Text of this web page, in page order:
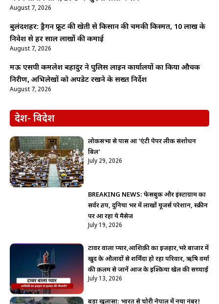
August 7, 2026
बुलंदशहर: ड्रैगन फ्रूट की खेती से किसान की चमकी किस्मत, 10 लाख के
निवेश से हर साल लाखों की कमाई
August 7, 2026
मऊ एसपी कमलेश बहादुर ने पुलिस लाइन कार्यालयों का किया औचक
निरीक्षण, अभिलेखों को अपडेट रखने के सख्त निर्देश
August 7, 2026
देश- विदेश
लोकसभा से पास हुआ ‘एंटी पेपर लीक संशोधन
बिल’
July 29, 2026
BREAKING NEWS: फेसबुक और इंस्टाग्राम का
सर्वर ठप, दुनिया भर में लाखों यूजर्स परेशान, स्क्रीन
पर आ रहा ये मैसेज
July 19, 2026
टावर वाला प्यार,आशिक़ी का इजहार,भरे बाजार में
खुद के औलादों से शर्मिंदा हो रहा परिवार, ऋषि वर्मा
की क़लम से जानें आज के इश्किया खेल की सच्चाई
July 13, 2026
बड़ा खुलासा: भारत से चोरी नेपाल में नया नंबर!